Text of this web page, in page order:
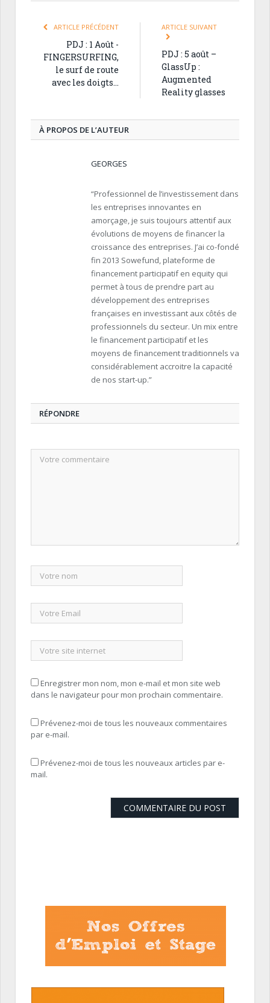
ARTICLE PRÉCÉDENT
PDJ : 1 Août -
FINGERSURFING,
le surf de route
avec les doigts…
ARTICLE SUIVANT
PDJ : 5 août –
GlassUp :
Augmented
Reality glasses
À PROPOS DE L’AUTEUR
GEORGES
“Professionnel de l’investissement dans
les entreprises innovantes en
amorçage, je suis toujours attentif aux
évolutions de moyens de financer la
croissance des entreprises. J’ai co-fondé
fin 2013 Sowefund, plateforme de
financement participatif en equity qui
permet à tous de prendre part au
développement des entreprises
françaises en investissant aux côtés de
professionnels du secteur. Un mix entre
le financement participatif et les
moyens de financement traditionnels va
considérablement accroitre la capacité
de nos start-up.”
RÉPONDRE
Enregistrer mon nom, mon e-mail et mon site web
dans le navigateur pour mon prochain commentaire.
Prévenez-moi de tous les nouveaux commentaires
par e-mail.
Prévenez-moi de tous les nouveaux articles par e-
mail.